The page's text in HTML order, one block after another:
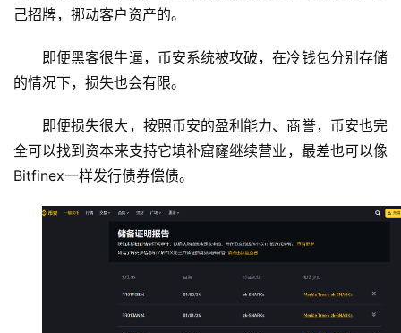
己招牌，挪动客户资产的。
即便黑客很牛逼，币安系统被攻破，在冷钱包分别存储
的情况下，损失也会有限。
即便损失很大，按照币安的盈利能力、商誉，币安也完
全可以找到资本来支持它填补窟窿继续营业，最差也可以像
Bitfinex一样发行债券偿债。